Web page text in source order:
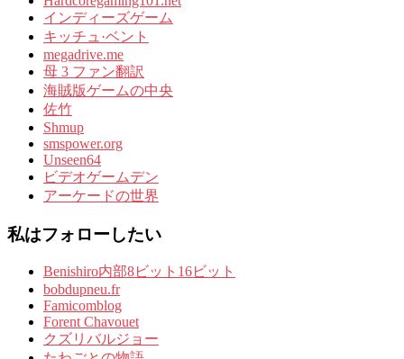
インディーズゲーム
キッチュ·ベント
megadrive.me
母 3 ファン翻訳
海賊版ゲームの中央
佐竹
Shmup
smspower.org
Unseen64
ビデオゲームデン
アーケードの世界
私はフォローしたい
Benishiro内部8ビット16ビット
bobdupneu.fr
Famicomblog
Forent Chavouet
クズリバルジョー